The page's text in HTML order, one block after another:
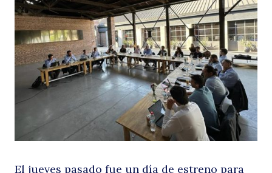
El jueves pasado fue un día de estreno para